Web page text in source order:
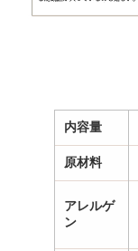
内容量
原材料
アレルゲ
ン